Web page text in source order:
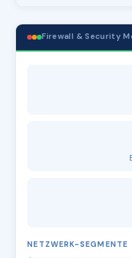
Firewall & Security
NETZWERK-SEGMENTE